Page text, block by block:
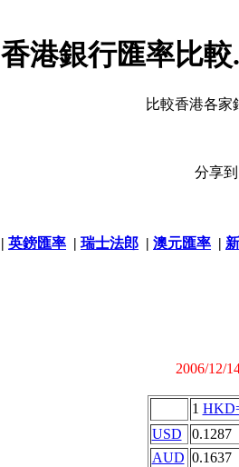
香港銀行匯率比
比較香港各家
分享到
| 英鎊匯率 | 瑞士法郎 | 澳元匯率 |
2006/12/
1
USD
0.1287
AUD 0.1637